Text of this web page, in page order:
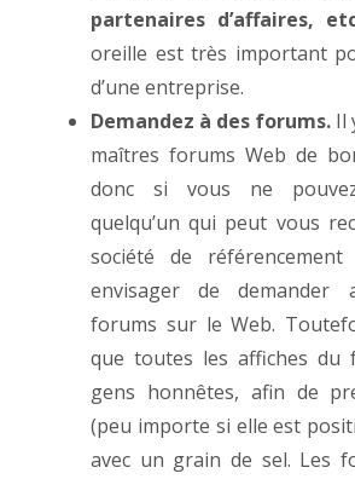
partenaires d’affaires,
oreille est très important
d’une entreprise.
Demandez à des forums. Il
maîtres forums Web de
donc si vous ne
quelqu’un qui peut vous
société de
envisager de demander
forums sur le Web.
que toutes les affiches du
gens honnêtes, afin de
(peu importe si elle est
avec un grain de sel. Les